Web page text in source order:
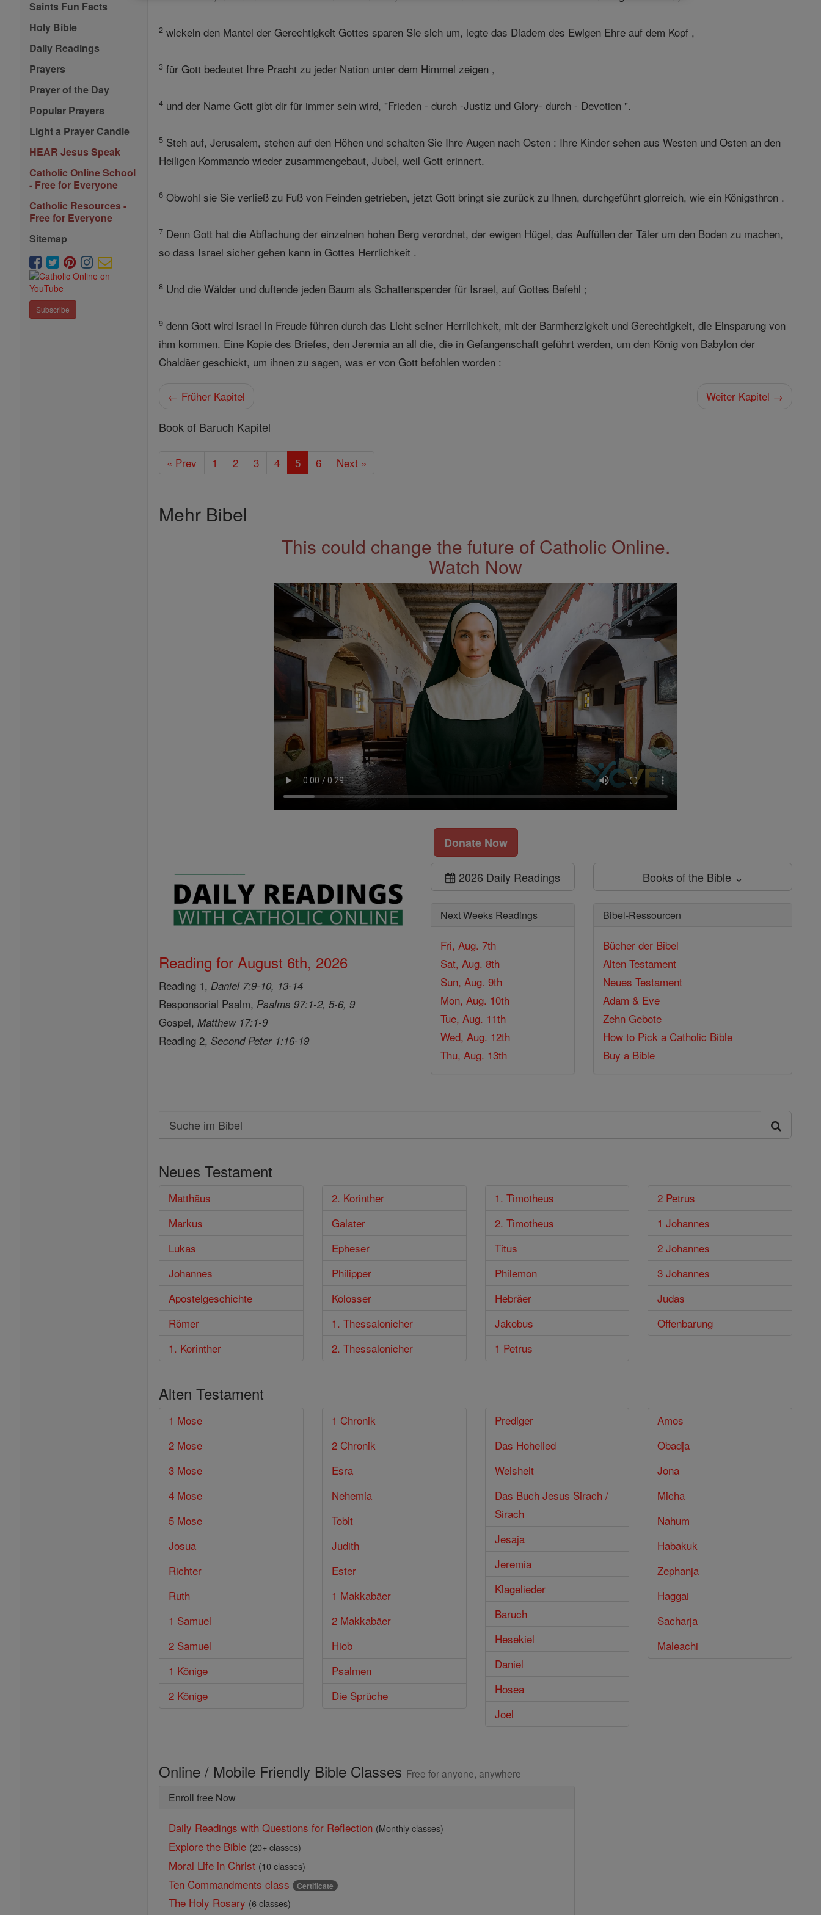
Saints Fun Facts
Holy Bible
Daily Readings
Prayers
Prayer of the Day
Popular Prayers
Light a Prayer Candle
HEAR Jesus Speak
Catholic Online School
- Free for Everyone
Catholic Resources -
Free for Everyone
Sitemap
Subscribe
2 wickeln den Mantel der Gerechtigkeit Gottes sparen Sie sich um, legte das Diadem des Ewigen Ehre auf dem Kopf ,
3 für Gott bedeutet Ihre Pracht zu jeder Nation unter dem Himmel zeigen ,
4 und der Name Gott gibt dir für immer sein wird, "Frieden - durch -Justiz und Glory- durch - Devotion ".
5 Steh auf, Jerusalem, stehen auf den Höhen und schalten Sie Ihre Augen nach Osten : Ihre Kinder sehen aus Westen und Osten an den
Heiligen Kommando wieder zusammengebaut, Jubel, weil Gott erinnert.
6 Obwohl sie Sie verließ zu Fuß von Feinden getrieben, jetzt Gott bringt sie zurück zu Ihnen, durchgeführt glorreich, wie ein Königsthron .
7 Denn Gott hat die Abflachung der einzelnen hohen Berg verordnet, der ewigen Hügel, das Auffüllen der Täler um den Boden zu machen,
so dass Israel sicher gehen kann in Gottes Herrlichkeit .
8 Und die Wälder und duftende jeden Baum als Schattenspender für Israel, auf Gottes Befehl ;
9 denn Gott wird Israel in Freude führen durch das Licht seiner Herrlichkeit, mit der Barmherzigkeit und Gerechtigkeit, die Einsparung von
ihm kommen. Eine Kopie des Briefes, den Jeremia an all die, die in Gefangenschaft geführt werden, um den König von Babylon der
Chaldäer geschickt, um ihnen zu sagen, was er von Gott befohlen worden :
← Früher Kapitel Weiter Kapitel →
Book of Baruch Kapitel
« Prev 1 2 3 4 5 6 Next »
Mehr Bibel
This could change the future of Catholic Online.
Watch Now
Donate Now
Reading for August 6th, 2026
Reading 1, Daniel 7:9-10, 13-14
Responsorial Psalm, Psalms 97:1-2, 5-6, 9
Gospel,Matthew 17:1-9
Reading 2,Second Peter 1:16-19
2026 Daily Readings
Next Weeks Readings
Fri, Aug. 7th
Sat, Aug. 8th
Sun, Aug. 9th
Mon, Aug. 10th
Tue, Aug. 11th
Wed, Aug. 12th
Thu, Aug. 13th
Books of the Bible ⌄
Bibel-Ressourcen
Bücher der Bibel
Alten Testament
Neues Testament
Adam & Eve
Zehn Gebote
How to Pick a Catholic Bible
Buy a Bible
Search
Suche
Bibel
Neues Testament
Matthäus
Markus
Lukas
Johannes
Apostelgeschichte
Römer
1. Korinther
2. Korinther
Galater
Epheser
Philipper
Kolosser
1. Thessalonicher
2. Thessalonicher
1. Timotheus
2. Timotheus
Titus
Philemon
Hebräer
Jakobus
1 Petrus
2 Petrus
1 Johannes
2 Johannes
3 Johannes
Judas
Offenbarung
Alten Testament
1 Mose
2 Mose
3 Mose
4 Mose
5 Mose
Josua
Richter
Ruth
1 Samuel
2 Samuel
1 Könige
2 Könige
1 Chronik
2 Chronik
Esra
Nehemia
Tobit
Judith
Ester
1 Makkabäer
2 Makkabäer
Hiob
Psalmen
Die Sprüche
Prediger
Das Hohelied
Weisheit
Das Buch Jesus Sirach /
Sirach
Jesaja
Jeremia
Klagelieder
Baruch
Hesekiel
Daniel
Hosea
Joel
Amos
Obadja
Jona
Micha
Nahum
Habakuk
Zephanja
Haggai
Sacharja
Maleachi
Online / Mobile Friendly Bible Classes Free for anyone, anywhere
Enroll free Now
Daily Readings with Questions for Reflection (Monthly classes)
Explore the Bible (20+ classes)
Moral Life in Christ (10 classes)
Ten Commandments class Certificate
The Holy Rosary (6 classes)